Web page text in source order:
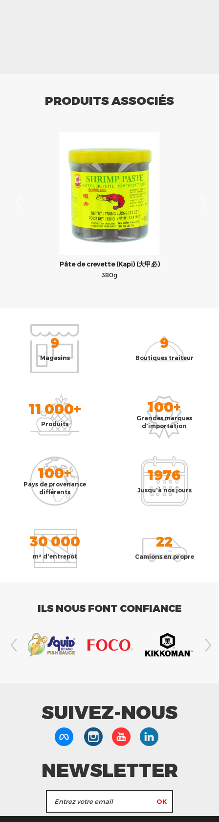
PRODUITS ASSOCIÉS
Pâte de crevette (Kapi) (大甲必)
380g
9
Magasins
9
Boutiques traiteur
11 000+
Produits
100+
Grandes marques
d'importation
100+
Pays de provenance
différents
1976
Jusqu'à nos jours
30 000
m² d'entrepôt
22
Camions en propre
ILS NOUS FONT CONFIANCE
SUIVEZ-NOUS
NEWSLETTER